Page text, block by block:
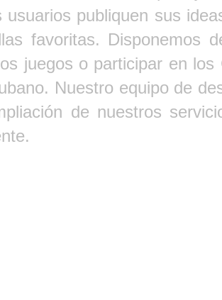
usuarios publiquen sus
favoritas. Disponemos
juegos o participar en
Nuestro equipo de
de nuestros